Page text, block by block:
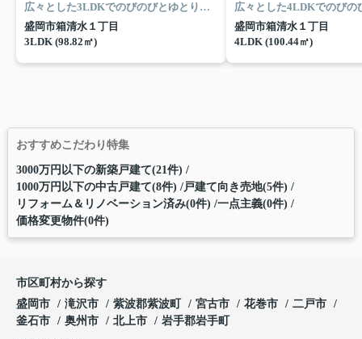
広々とした3LDKでのびのびとゆとりのある空間を楽しめます。
各お部
盛岡市箱清水１丁目
3LDK (98.82㎡)
盛岡市箱清水１丁目
4LDK (100.44㎡)
おすすめこだわり特集
3000万円以下の新築戸建て(21件)
1000万円以下の中古戸建て(8件) 戸建て向き売地(5件)
リフォーム＆リノベーション済み(0件) 一点主義(0件)
価格変更物件(0件)
市区町村から探す
盛岡市
滝沢市 紫波郡紫波町 宮古市 花巻市
二戸市
釜石市
奥州市 北上市 岩手郡岩手町